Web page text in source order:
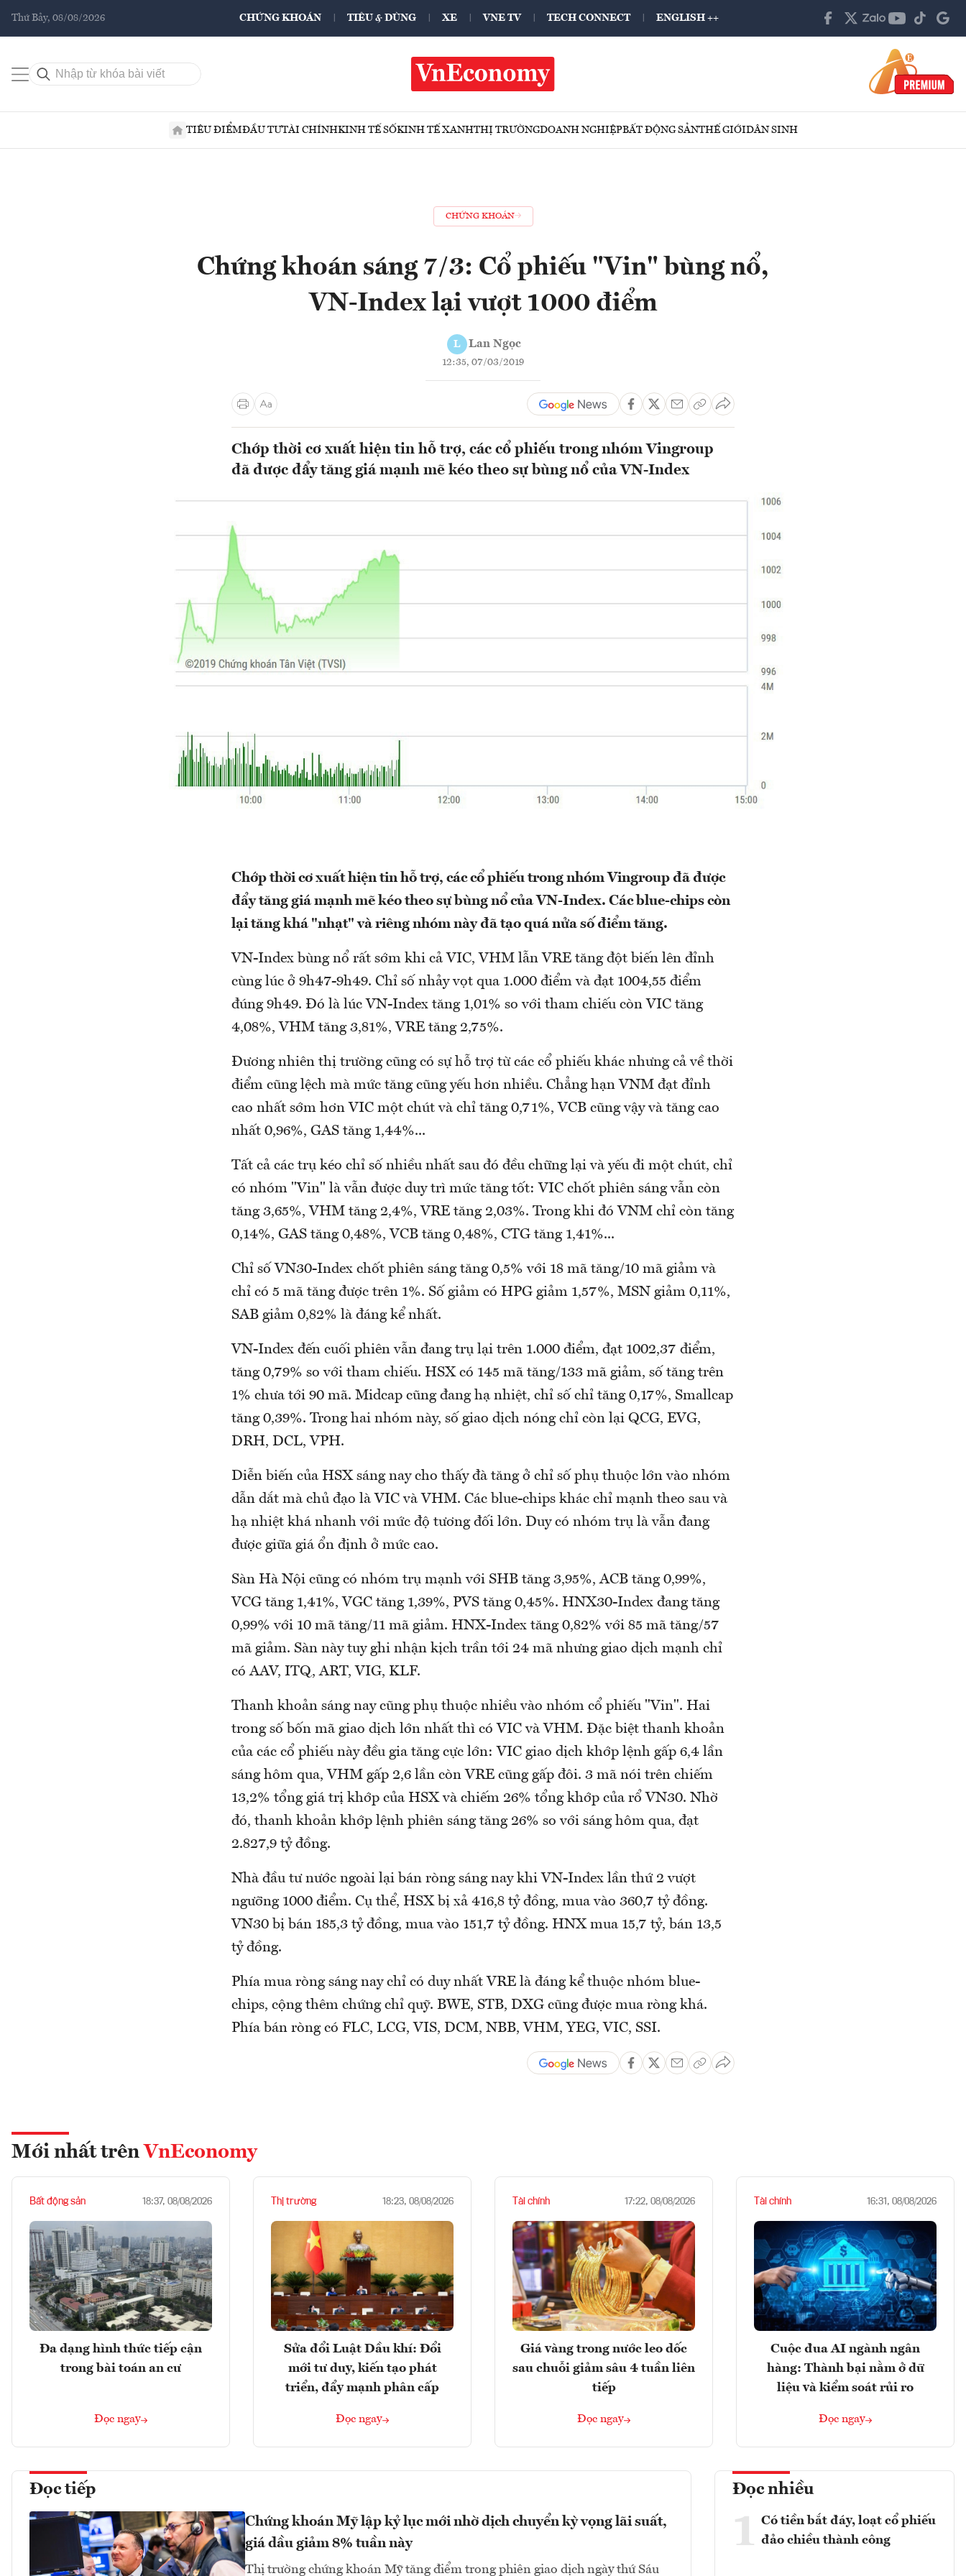
Thứ Bảy, 08/08/2026 CHỨNG KHOÁN TIÊU & DÙNG XE VNE TV TECH CONNECT ENGLISH ++
TIÊU ĐIỂMĐẦU TƯTÀI CHÍNHKINH TẾ SỐKINH TẾ XANHTHỊ TRƯỜNGDOANH NGHIỆPBẤT ĐỘNG SẢNTHẾ GIỚIDÂN SINH
CHỨNG KHOÁN
Chứng khoán sáng 7/3: Cổ phiếu "Vin" bùng nổ,
VN-Index lại vượt 1000 điểm
L Lan Ngọc
12:35, 07/03/2019
Chớp thời cơ xuất hiện tin hỗ trợ, các cổ phiếu trong nhóm Vingroup
đã được đẩy tăng giá mạnh mẽ kéo theo sự bùng nổ của VN-Index
Chớp thời cơ xuất hiện tin hỗ trợ, các cổ phiếu trong nhóm Vingroup đã được
đẩy tăng giá mạnh mẽ kéo theo sự bùng nổ của VN-Index. Các blue-chips còn
lại tăng khá "nhạt" và riêng nhóm này đã tạo quá nửa số điểm tăng.
VN-Index bùng nổ rất sớm khi cả VIC, VHM lẫn VRE tăng đột biến lên đỉnh
cùng lúc ở 9h47-9h49. Chỉ số nhảy vọt qua 1.000 điểm và đạt 1004,55 điểm
đúng 9h49. Đó là lúc VN-Index tăng 1,01% so với tham chiếu còn VIC tăng
4,08%, VHM tăng 3,81%, VRE tăng 2,75%.
Đương nhiên thị trường cũng có sự hỗ trợ từ các cổ phiếu khác nhưng cả về thời
điểm cũng lệch mà mức tăng cũng yếu hơn nhiều. Chẳng hạn VNM đạt đỉnh
cao nhất sớm hơn VIC một chút và chỉ tăng 0,71%, VCB cũng vậy và tăng cao
nhất 0,96%, GAS tăng 1,44%...
Tất cả các trụ kéo chỉ số nhiều nhất sau đó đều chững lại và yếu đi một chút, chỉ
có nhóm "Vin" là vẫn được duy trì mức tăng tốt: VIC chốt phiên sáng vẫn còn
tăng 3,65%, VHM tăng 2,4%, VRE tăng 2,03%. Trong khi đó VNM chỉ còn tăng
0,14%, GAS tăng 0,48%, VCB tăng 0,48%, CTG tăng 1,41%...
Chỉ số VN30-Index chốt phiên sáng tăng 0,5% với 18 mã tăng/10 mã giảm và
chỉ có 5 mã tăng được trên 1%. Số giảm có HPG giảm 1,57%, MSN giảm 0,11%,
SAB giảm 0,82% là đáng kể nhất.
VN-Index đến cuối phiên vẫn đang trụ lại trên 1.000 điểm, đạt 1002,37 điểm,
tăng 0,79% so với tham chiếu. HSX có 145 mã tăng/133 mã giảm, số tăng trên
1% chưa tới 90 mã. Midcap cũng đang hạ nhiệt, chỉ số chỉ tăng 0,17%, Smallcap
tăng 0,39%. Trong hai nhóm này, số giao dịch nóng chỉ còn lại QCG, EVG,
DRH, DCL, VPH.
Diễn biến của HSX sáng nay cho thấy đà tăng ở chỉ số phụ thuộc lớn vào nhóm
dẫn dắt mà chủ đạo là VIC và VHM. Các blue-chips khác chỉ mạnh theo sau và
hạ nhiệt khá nhanh với mức độ tương đối lớn. Duy có nhóm trụ là vẫn đang
được giữa giá ổn định ở mức cao.
Sàn Hà Nội cũng có nhóm trụ mạnh với SHB tăng 3,95%, ACB tăng 0,99%,
VCG tăng 1,41%, VGC tăng 1,39%, PVS tăng 0,45%. HNX30-Index đang tăng
0,99% với 10 mã tăng/11 mã giảm. HNX-Index tăng 0,82% với 85 mã tăng/57
mã giảm. Sàn này tuy ghi nhận kịch trần tới 24 mã nhưng giao dịch mạnh chỉ
có AAV, ITQ, ART, VIG, KLF.
Thanh khoản sáng nay cũng phụ thuộc nhiều vào nhóm cổ phiếu "Vin". Hai
trong số bốn mã giao dịch lớn nhất thì có VIC và VHM. Đặc biệt thanh khoản
của các cổ phiếu này đều gia tăng cực lớn: VIC giao dịch khớp lệnh gấp 6,4 lần
sáng hôm qua, VHM gấp 2,6 lần còn VRE cũng gấp đôi. 3 mã nói trên chiếm
13,2% tổng giá trị khớp của HSX và chiếm 26% tổng khớp của rổ VN30. Nhờ
đó, thanh khoản khớp lệnh phiên sáng tăng 26% so với sáng hôm qua, đạt
2.827,9 tỷ đồng.
Nhà đầu tư nước ngoài lại bán ròng sáng nay khi VN-Index lần thứ 2 vượt
ngưỡng 1000 điểm. Cụ thể, HSX bị xả 416,8 tỷ đồng, mua vào 360,7 tỷ đồng.
VN30 bị bán 185,3 tỷ đồng, mua vào 151,7 tỷ đồng. HNX mua 15,7 tỷ, bán 13,5
tỷ đồng.
Phía mua ròng sáng nay chỉ có duy nhất VRE là đáng kể thuộc nhóm blue-
chips, cộng thêm chứng chỉ quỹ. BWE, STB, DXG cũng được mua ròng khá.
Phía bán ròng có FLC, LCG, VIS, DCM, NBB, VHM, YEG, VIC, SSI.
Mới nhất trên VnEconomy
Bất động sản 18:37, 08/08/2026
Đa dạng hình thức tiếp cận
trong bài toán an cư
Đọc ngay
Thị trường 18:23, 08/08/2026
Sửa đổi Luật Dầu khí: Đổi
mới tư duy, kiến tạo phát
triển, đẩy mạnh phân cấp
Đọc ngay
Tài chính 17:22, 08/08/2026
Giá vàng trong nước leo dốc
sau chuỗi giảm sâu 4 tuần liên
tiếp
Đọc ngay
Tài chính 16:31, 08/08/2026
Cuộc đua AI ngành ngân
hàng: Thành bại nằm ở dữ
liệu và kiểm soát rủi ro
Đọc ngay
Đọc tiếp
Chứng khoán Mỹ lập kỷ lục mới nhờ dịch chuyển kỳ vọng lãi suất,
giá dầu giảm 8% tuần này
Thị trường chứng khoán Mỹ tăng điểm trong phiên giao dịch ngày thứ Sáu
Đọc nhiều
1 Có tiền bắt đáy, loạt cổ phiếu
đảo chiều thành công